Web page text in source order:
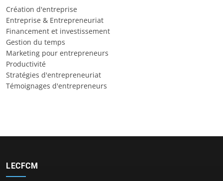
Création d'entreprise
Entreprise & Entrepreneuriat
Financement et investissement
Gestion du temps
Marketing pour entrepreneurs
Productivité
Stratégies d'entrepreneuriat
Témoignages d'entrepreneurs
LECFCM